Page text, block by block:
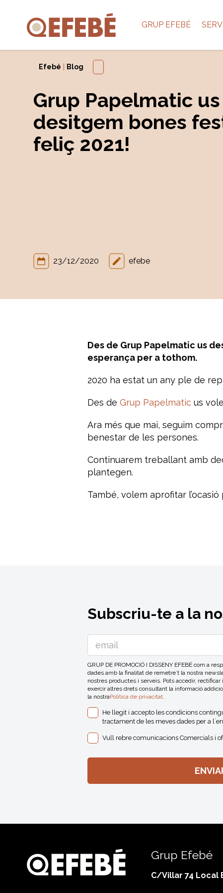
GRUP EFEBÉ
Efebé Blog
Grup Papelmatic us
desitgem bones
feliç 2021!
23/12/2020 efebe
Des de Grup Papelmatic us
esperança per a tothom.
2020 ha estat un any ple de
Des de Grup Papelmaticus
Ara més que mai, seguim
benestar de les persones.
Continuarem treballant amb
plantegen.
També, volem aprofitar
Subscriu-te a la
GRUP DE PROMOCIÓ I DISSENY EFEBÉ com a
dades amb la finalitat de remetre´t la nostra
nostres productes i serveis. Pots accedir,
exercir altres drets consultant la informació
la nostraPolitica de privacitat.
He llegit i accepto les condicions
tractament de les meves dades per a
Vull rebre comunicacions Comercials i
Grup Efebé
C/Villar 74 Local